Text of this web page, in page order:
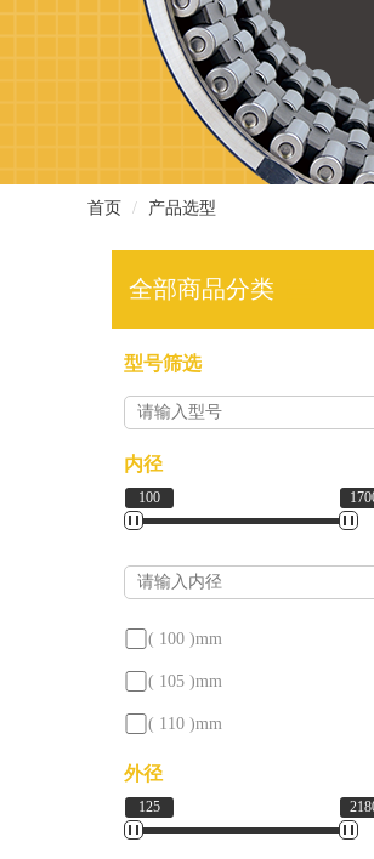
首页 产品选型
全部商品分类
型号筛选
内径
100
( 100 )mm
( 105 )mm
( 110 )mm
( 120 )
( 120.65 )
外径
125